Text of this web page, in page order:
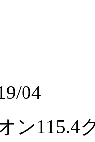
04
ン115.4